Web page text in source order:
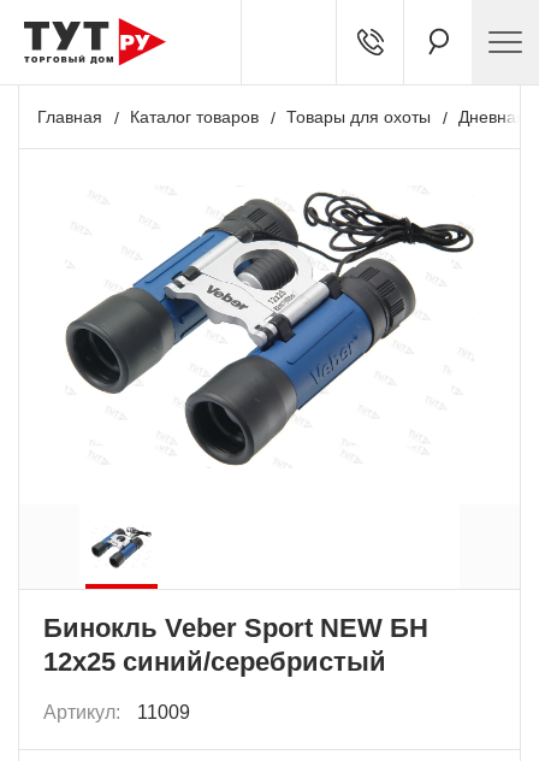
Главная Каталог товаров Товары для охоты Дневная
Бинокль Veber Sport NEW БН
12x25 синий/серебристый
Артикул: 11009